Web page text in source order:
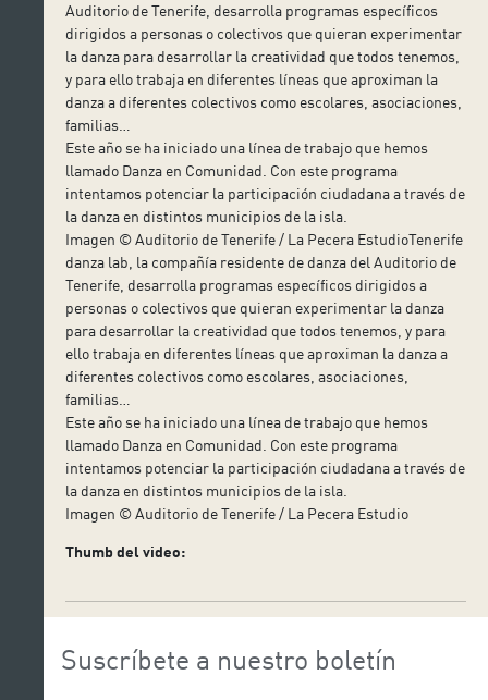
Auditorio de Tenerife, desarrolla programas específicos
dirigidos a personas o colectivos que quieran experimentar
la danza para desarrollar la creatividad que todos tenemos,
y para ello trabaja en diferentes líneas que aproximan la
danza a diferentes colectivos como escolares, asociaciones,
familias…
Este año se ha iniciado una línea de trabajo que hemos
llamado Danza en Comunidad. Con este programa
intentamos potenciar la participación ciudadana a través de
la danza en distintos municipios de la isla.
Imagen © Auditorio de Tenerife / La Pecera EstudioTenerife
danza lab, la compañía residente de danza del Auditorio de
Tenerife, desarrolla programas específicos dirigidos a
personas o colectivos que quieran experimentar la danza
para desarrollar la creatividad que todos tenemos, y para
ello trabaja en diferentes líneas que aproximan la danza a
diferentes colectivos como escolares, asociaciones,
familias…
Este año se ha iniciado una línea de trabajo que hemos
llamado Danza en Comunidad. Con este programa
intentamos potenciar la participación ciudadana a través de
la danza en distintos municipios de la isla.
Imagen © Auditorio de Tenerife / La Pecera Estudio
Thumb del video:
Suscríbete a nuestro boletín